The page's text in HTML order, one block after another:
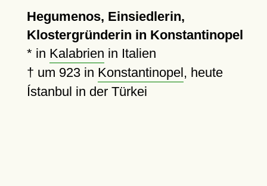
Hegumenos, Einsiedlerin,
Klostergründerin in Konstantinopel
* in Kalabrien in Italien
† um 923in Konstantinopel, heute
Ístanbul in der Türkei